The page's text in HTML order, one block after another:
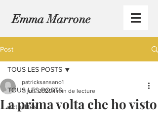
Emma Marrone
Post
TOUS LES POSTS
Actualités
TOUS LES POSTS
La prima volta che ho visto
patricksansano1
11 juil. 2020 1 min de lecture